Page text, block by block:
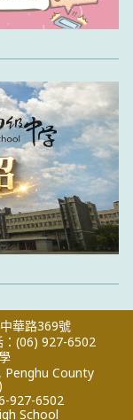
華路369號
：(06) 927-6502
County
927-6502
School